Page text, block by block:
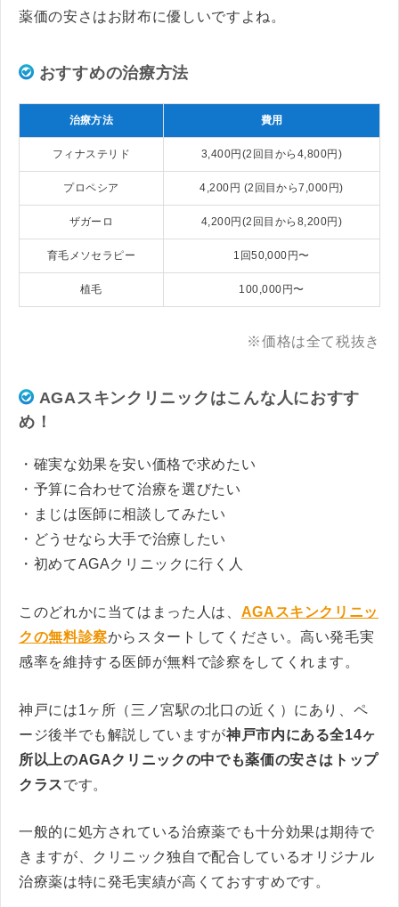
薬価の安さはお財布に優しいですよね。
おすすめの治療方法
治療方法 費用
フィナステリド 3,400円(2回目から4,800円)
プロペシア 4,200円 (2回目から7,000円)
ザガーロ 4,200円(2回目から8,200円)
育毛メソセラピー 1回50,000円〜
植毛 100,000円〜
※価格は全て税抜き
AGAスキンクリニックはこんな人におすす
め！
・確実な効果を安い価格で求めたい
・予算に合わせて治療を選びたい
・まじは医師に相談してみたい
・どうせなら大手で治療したい
・初めてAGAクリニックに行く人
このどれかに当てはまった人は、 AGAスキンクリニッ
クの無料診察からスタートしてください。高い発毛実
感率を維持する医師が無料で診察をしてくれます。
神戸には1ヶ所（三ノ宮駅の北口の近く）にあり、ペ
ージ後半でも解説していますが神戸市内にある全14ヶ
所以上のAGAクリニックの中でも薬価の安さはトップ
クラスです。
一般的に処方されている治療薬でも十分効果は期待で
きますが、クリニック独自で配合しているオリジナル
治療薬は特に発毛実績が高くておすすめです。